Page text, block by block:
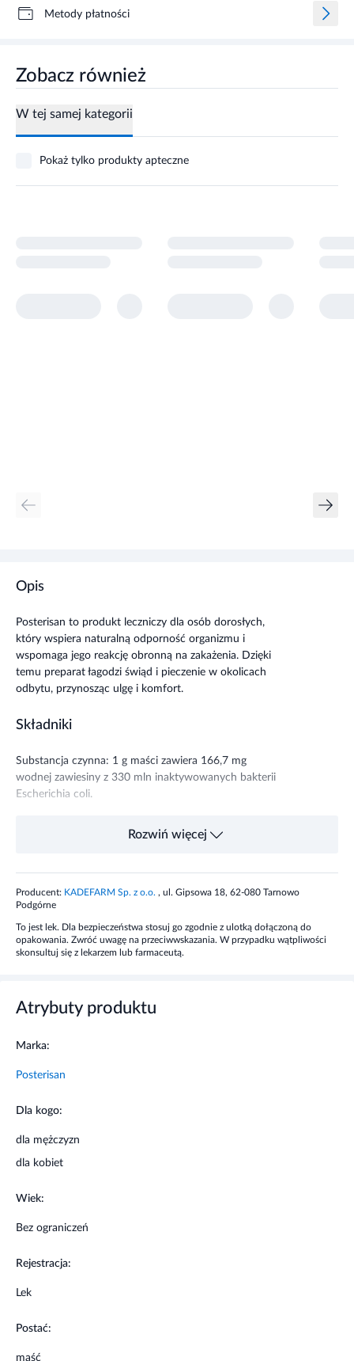
Metody płatności
Zobacz również
W tej samej kategorii
Pokaż tylko produkty apteczne
Opis
Posterisan to produkt leczniczy dla osób dorosłych,
który wspiera naturalną odporność organizmu i
wspomaga jego reakcję obronną na zakażenia. Dzięki
temu preparat łagodzi świąd i pieczenie w okolicach
odbytu, przynosząc ulgę i komfort.
Składniki
Substancja czynna: 1 g maści zawiera 166,7 mg
wodnej zawiesiny z 330 mln inaktywowanych bakterii
Escherichia coli.
Pobudza układ odpornościowy organizmu.
Świąd w okolicy odbytu.
Sączenie i pieczenie w okolicy odbytu.
Guzki krwawnicze (hemoroidy).
Rozwiń więcej
Producent: KADEFARM Sp. z o.o. , ul. Gipsowa 18, 62-080 Tarnowo
Podgórne
To jest lek. Dla bezpieczeństwa stosuj go zgodnie z ulotką dołączoną do
opakowania. Zwróć uwagę na przeciwwskazania. W przypadku wątpliwości
skonsultuj się z lekarzem lub farmaceutą.
Atrybuty produktu
Marka:
Posterisan
Dla kogo:
dla mężczyzn
dla kobiet
Wiek:
Bez ograniczeń
Rejestracja:
Lek
Postać:
maść